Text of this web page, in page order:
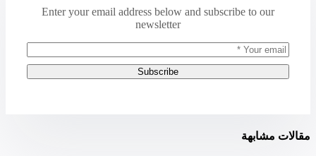
Enter your email address below and subscribe to our
newsletter
Subscribe
مقالات مشابهة